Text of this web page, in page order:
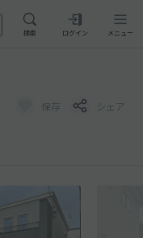
検索 ログイン メニュー
保存 シェア